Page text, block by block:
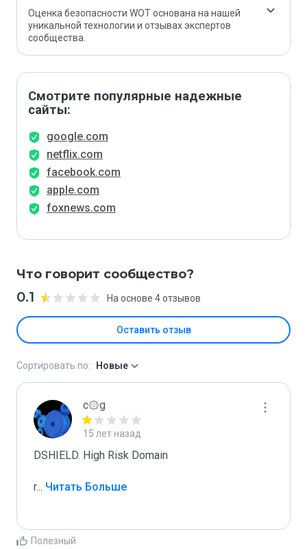
Оценка безопасности WOT основана на нашей
уникальной технологии и отзывах экспертов
сообщества.
Смотрите популярные надежные
сайты:
google.com
netflix.com
facebook.com
apple.com
foxnews.com
Что говорит сообщество?
0.1 На основе 4 отзывов
Оставить отзыв
Сортировать по: Новые
c۞g
15 лет назад
DSHIELD. High Risk Domain
r... Читать Больше
Полезный